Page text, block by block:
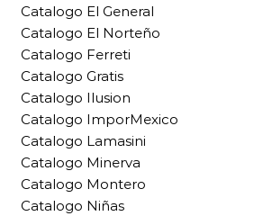
Catalogo El General
Catalogo El Norteño
Catalogo Ferreti
Catalogo Gratis
Catalogo Ilusion
Catalogo ImporMexico
Catalogo Lamasini
Catalogo Minerva
Catalogo Montero
Catalogo Niñas